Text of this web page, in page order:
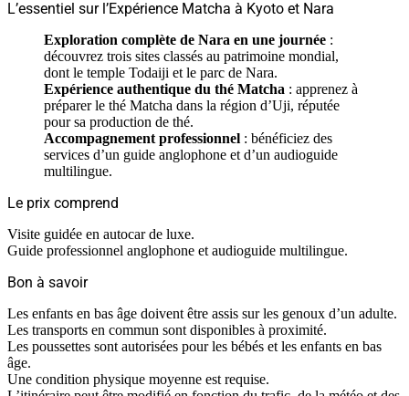
L’essentiel sur l’Expérience Matcha à Kyoto et Nara
Exploration complète de Nara en une journée :
découvrez trois sites classés au patrimoine mondial,
dont le temple Todaiji et le parc de Nara.
Expérience authentique du thé Matcha : apprenez à
préparer le thé Matcha dans la région d’Uji, réputée
pour sa production de thé.
Accompagnement professionnel : bénéficiez des
services d’un guide anglophone et d’un audioguide
multilingue.
Le prix comprend
Visite guidée en autocar de luxe.
Guide professionnel anglophone et audioguide multilingue.
Bon à savoir
Les enfants en bas âge doivent être assis sur les genoux d’un adulte.
Les transports en commun sont disponibles à proximité.
Les poussettes sont autorisées pour les bébés et les enfants en bas
âge.
Une condition physique moyenne est requise.